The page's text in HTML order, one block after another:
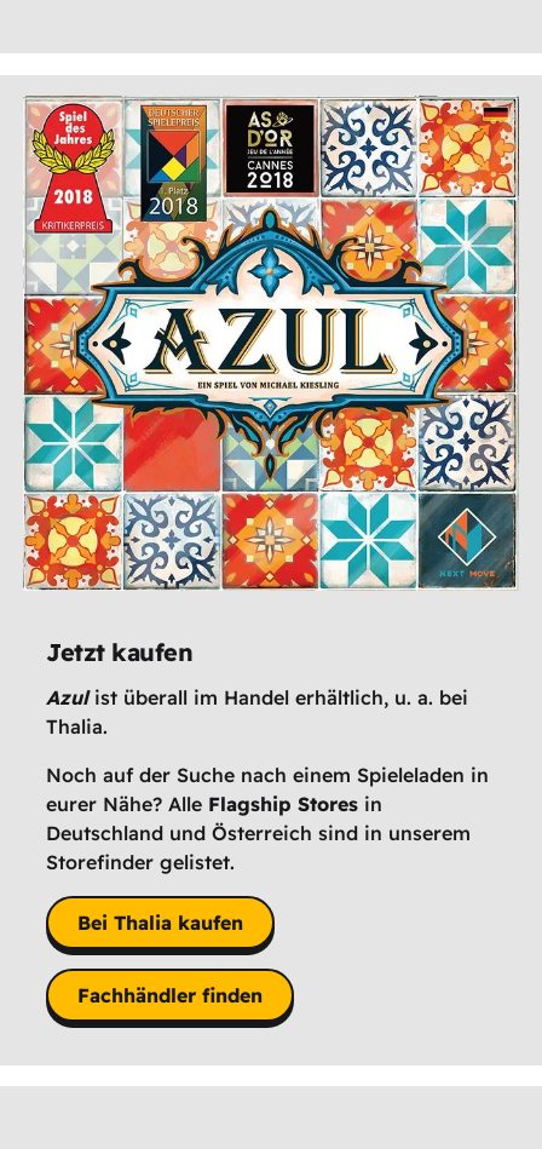
Jetzt kaufen
Azulist überall im Handel erhältlich, u. a. bei
Thalia.
Noch auf der Suche nach einem Spieleladen in
eurer Nähe? Alle Flagship Stores in
Deutschland und Österreich sind in unserem
Storefinder gelistet.
Bei Thalia kaufen
Fachhändler finden